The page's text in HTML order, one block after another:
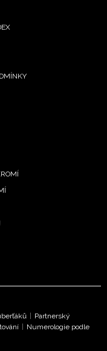
Partnerský
Numerologie podle